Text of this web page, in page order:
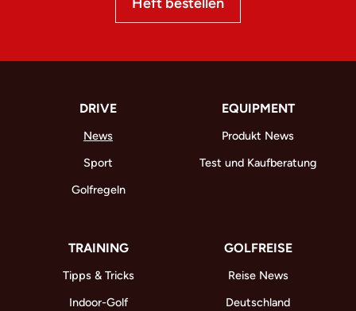
DRIVE
News
Sport
Golfregeln
EQUIPMENT
Produkt News
Test und Kaufberatung
TRAINING
Tipps & Tricks
Indoor-Golf
GOLFREISE
Reise News
Deutschland